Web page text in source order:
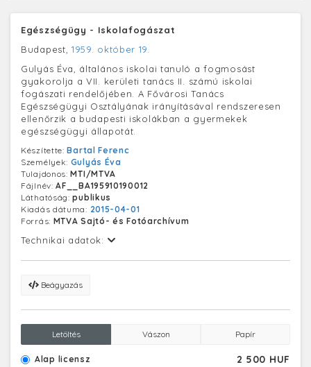
Egészségügy - Iskolafogászat
Budapest, 1959. október 19.
Gulyás Éva, általános iskolai tanuló a fogmosást
gyakorolja a VII. kerületi tanács II. számú iskolai
fogászati rendelőjében. A Fővárosi Tanács
Egészségügyi Osztályának irányításával rendszeresen
ellenőrzik a budapesti iskolákban a gyermekek
egészségügyi állapotát.
Készítette:Bartal Ferenc
Személyek: Gulyás Éva
Tulajdonos:MTI/MTVA
Fájlnév:AF__BA195910190012
Láthatóság:publikus
Kiadás dátuma: 2015-04-01
Forrás: MTVA Sajtó- és Fotóarchívum
Technikai adatok:
Beágyazás
Letöltés Vászon Papír
Alap licensz 2 500 HUF